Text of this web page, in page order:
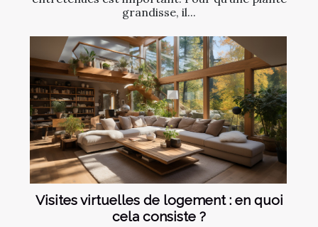
grandisse, il...
Visites virtuelles de logement : en quoi
cela consiste ?